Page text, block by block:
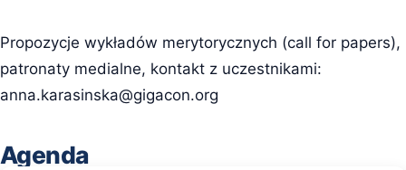
Propozycje wykładów merytorycznych (call for papers),
patronaty medialne, kontakt z uczestnikami:
anna.karasinska@gigacon.org
Agenda